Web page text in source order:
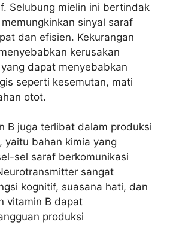
Selubung mielin ini bertindak
sinyal saraf
dan efisien. Kekurangan
kerusakan
dapat menyebabkan
seperti kesemutan, mati
otot.
B juga terlibat dalam produksi
yaitu bahan kimia yang
sel saraf berkomunikasi
sangat
kognitif, suasana hati, dan
vitamin B dapat
produksi